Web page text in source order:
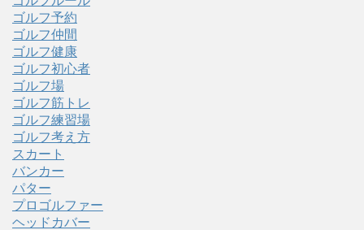
ゴルフ予約
ゴルフ仲間
ゴルフ健康
ゴルフ初心者
ゴルフ場
ゴルフ筋トレ
ゴルフ練習場
ゴルフ考え方
スカート
バンカー
パター
プロゴルファー
ヘッドカバー